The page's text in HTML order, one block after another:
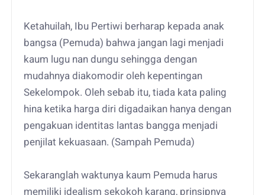
Ketahuilah, Ibu Pertiwi berharap kepada anak
bangsa (Pemuda) bahwa jangan lagi menjadi
kaum lugu nan dungu sehingga dengan
mudahnya diakomodir oleh kepentingan
Sekelompok. Oleh sebab itu, tiada kata paling
hina ketika harga diri digadaikan hanya dengan
pengakuan identitas lantas bangga menjadi
penjilat kekuasaan. (Sampah Pemuda)
Sekaranglah waktunya kaum Pemuda harus
memiliki idealism sekokoh karang, prinsipnya